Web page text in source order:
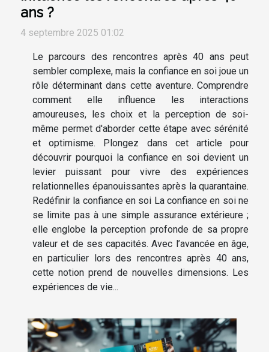
ans ?
4 septembre 2025 01:02
Le parcours des rencontres après 40 ans peut
sembler complexe, mais la confiance en soi joue un
rôle déterminant dans cette aventure. Comprendre
comment elle influence les interactions
amoureuses, les choix et la perception de soi-
même permet d'aborder cette étape avec sérénité
et optimisme. Plongez dans cet article pour
découvrir pourquoi la confiance en soi devient un
levier puissant pour vivre des expériences
relationnelles épanouissantes après la quarantaine.
Redéfinir la confiance en soi La confiance en soi ne
se limite pas à une simple assurance extérieure ;
elle englobe la perception profonde de sa propre
valeur et de ses capacités. Avec l’avancée en âge,
en particulier lors des rencontres après 40 ans,
cette notion prend de nouvelles dimensions. Les
expériences de vie...